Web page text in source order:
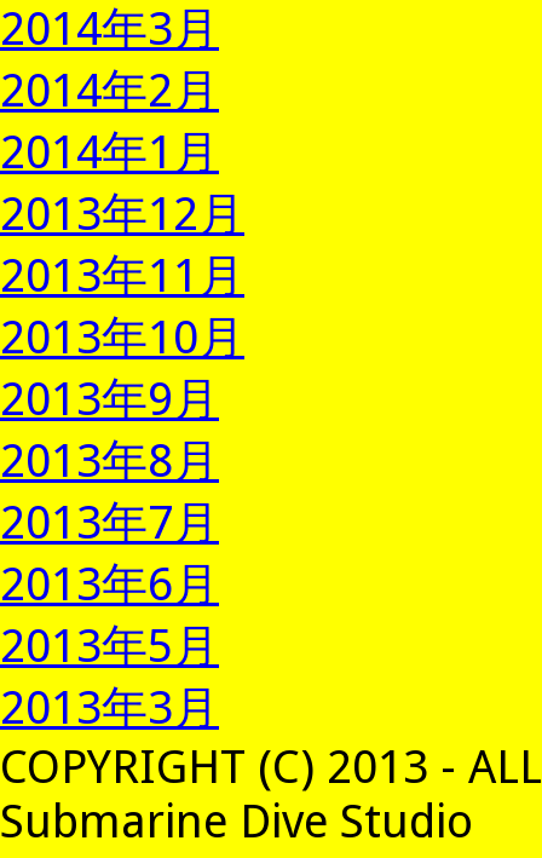
2014年3月
2014年2月
2014年1月
2013年12月
2013年11月
2013年10月
2013年9月
2013年8月
2013年7月
2013年6月
2013年5月
2013年3月
COPYRIGHT (C) 2013 -
Submarine Dive Studio